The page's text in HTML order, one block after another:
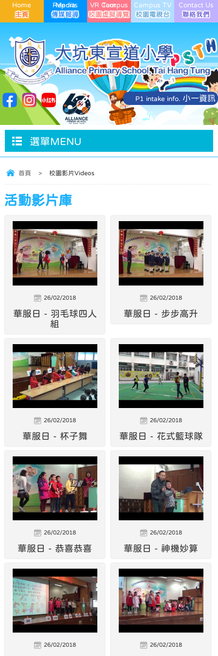
Home Media Reports VR Campus Tour Campus TV Contact Us
P1 intake info. 小一資訊
選單MENU
首頁 > 校園影片Videos
活動影片庫
26/02/2018
華服日 - 羽毛球四人
組
26/02/2018
華服日 - 步步高升
26/02/2018
華服日 - 杯子舞
26/02/2018
華服日 - 花式籃球隊
26/02/2018
華服日 - 恭喜恭喜
26/02/2018
華服日 - 神機妙算
26/02/2018 26/02/2018